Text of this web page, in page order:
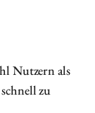
Nutzern als
zu